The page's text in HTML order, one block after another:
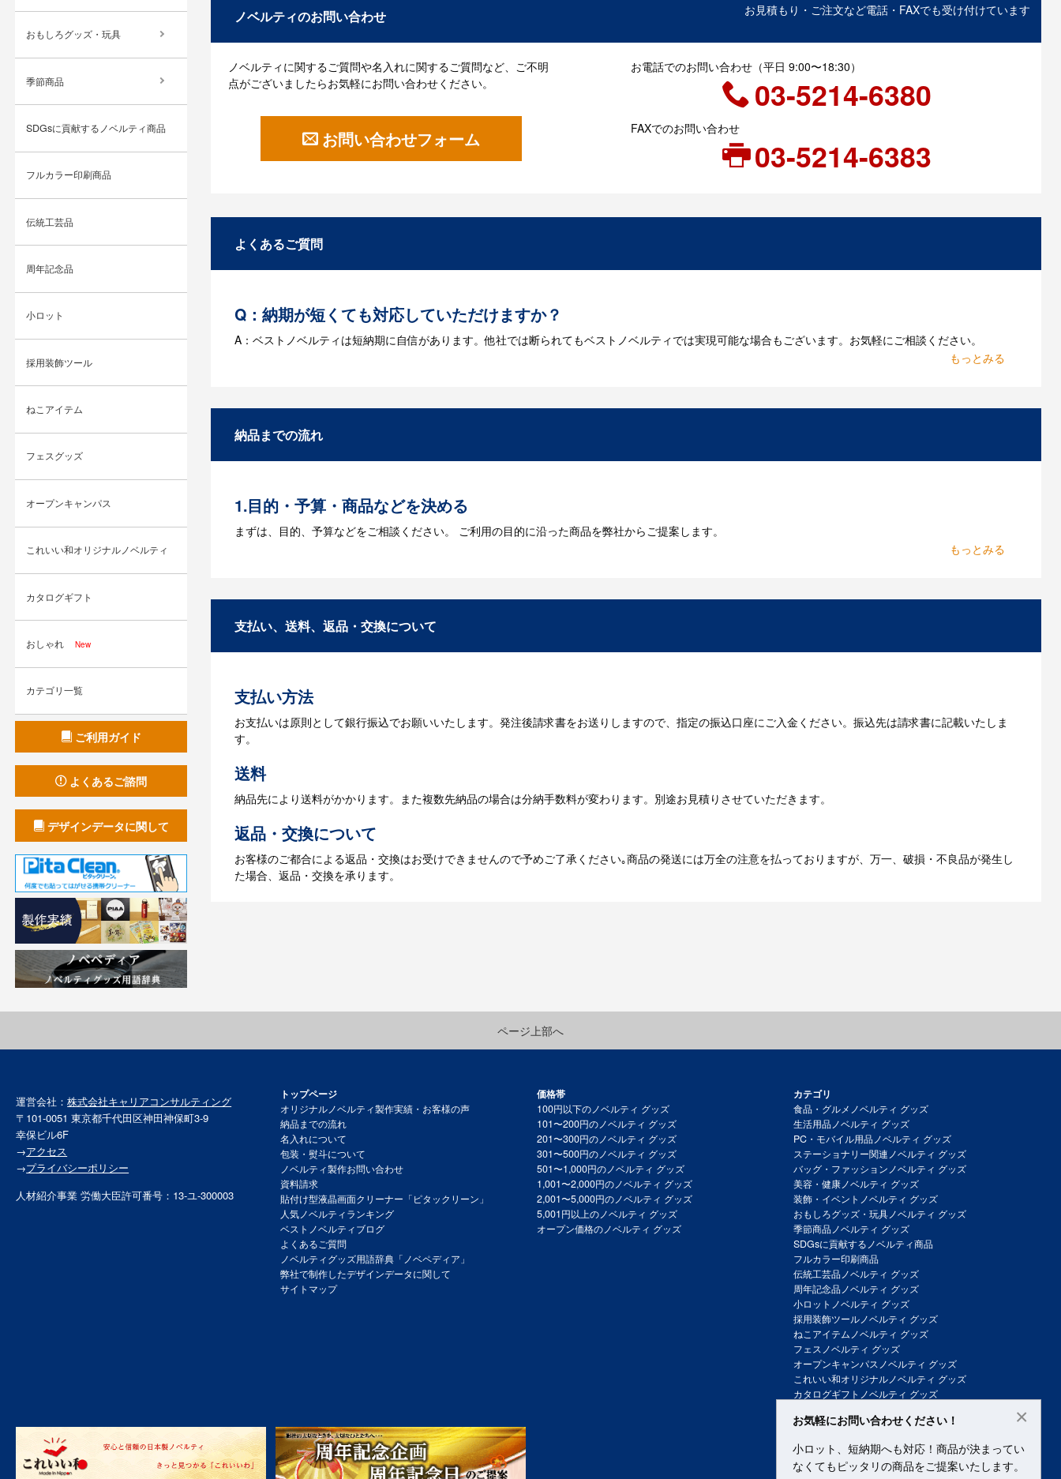
ノベルティのお問い合わせ お見積もり・ご注文など電話・FAXでも受け付けています
ノベルティに関するご質問や名入れに関するご質問など、ご不明
点がございましたらお気軽にお問い合わせください。
お問い合わせフォーム
お電話でのお問い合わせ（平日 9:00〜18:30）
03-5214-6380
FAXでのお問い合わせ
03-5214-6383
よくあるご質問
Q：納期が短くても対応していただけますか？
A：ベストノベルティは短納期に自信があります。他社では断られてもベストノベルティでは実現可能な場合もございます。お気軽にご相談ください。
納品までの流れ
1.目的・予算・商品などを決める
まずは、目的、予算などをご相談ください。 ご利用の目的に沿った商品を弊社からご提案します。
3.発注・データ入稿
お見積書を元に、製作が決定しましたら、ご注文書をお送りします。
4.納品
【名入れをする場合】データのご入稿後３週間程度で納品となります。
【名入れなしの場合】在庫がある場合、3～5営業日程度で納品となります。
支払い、送料、返品・交換について
支払い方法
お支払いは原則として銀行振込でお願いいたします。発注後請求書をお送りしますので、指定の振込口座にご入金ください。振込先は請求書に記載いたしま
す。
送料
納品先により送料がかかります。また複数先納品の場合は分納手数料が変わります。別途お見積りさせていただきます。
返品・交換について
お客様のご都合による返品・交換はお受けできませんので予めご了承ください｡商品の発送には万全の注意を払っておりますが、万一、破損・不良品が発生し
た場合、返品・交換を承ります。
おもしろグッズ・玩具
季節商品
SDGsに貢献するノベルティ商品
フルカラー印刷商品
伝統工芸品
周年記念品
小ロット
採用装飾ツール
ねこアイテム
フェスグッズ
オープンキャンパス
これいい和オリジナルノベルティ
カタログギフト
おしゃれ New
カテゴリ一覧
ご利用ガイド
よくあるご諮問
デザインデータに関して
ページ上部へ
運営会社：株式会社キャリアコンサルティング
〒101-0051 東京都千代田区神田神保町3-9
幸保ビル6F
→アクセス
→プライバシーポリシー
人材紹介事業 労働大臣許可番号：13-ユ-300003
トップページ
オリジナルノベルティ製作実績・お客様の声
納品までの流れ
名入れについて
包装・熨斗について
ノベルティ製作お問い合わせ
資料請求
貼付け型液晶画面クリーナー「ピタックリーン」
人気ノベルティランキング
ベストノベルティブログ
よくあるご質問
ノベルティグッズ用語辞典「ノベペディア」
弊社で制作したデザインデータに関して
サイトマップ
価格帯
100円以下のノベルティ グッズ
101〜200円のノベルティ グッズ
201〜300円のノベルティ グッズ
301〜500円のノベルティ グッズ
501〜1,000円のノベルティ グッズ
1,001〜2,000円のノベルティ グッズ
2,001〜5,000円のノベルティ グッズ
5,001円以上のノベルティ グッズ
オープン価格のノベルティ グッズ
カテゴリ
食品・グルメノベルティ グッズ
生活用品ノベルティ グッズ
PC・モバイル用品ノベルティ グッズ
ステーショナリー関連ノベルティ グッズ
バッグ・ファッションノベルティ グッズ
美容・健康ノベルティ グッズ
装飾・イベントノベルティ グッズ
おもしろグッズ・玩具ノベルティ グッズ
季節商品ノベルティ グッズ
SDGsに貢献するノベルティ商品
フルカラー印刷商品
伝統工芸品ノベルティ グッズ
周年記念品ノベルティ グッズ
小ロットノベルティ グッズ
採用装飾ツールノベルティ グッズ
ねこアイテムノベルティ グッズ
フェスノベルティ グッズ
オープンキャンパスノベルティ グッズ
これいい和オリジナルノベルティ グッズ
カタログギフトノベルティ グッズ
お気軽にお問い合わせください！
小ロット、短納期へも対応！商品が決まってい
なくてもピッタリの商品をご提案いたします。
×